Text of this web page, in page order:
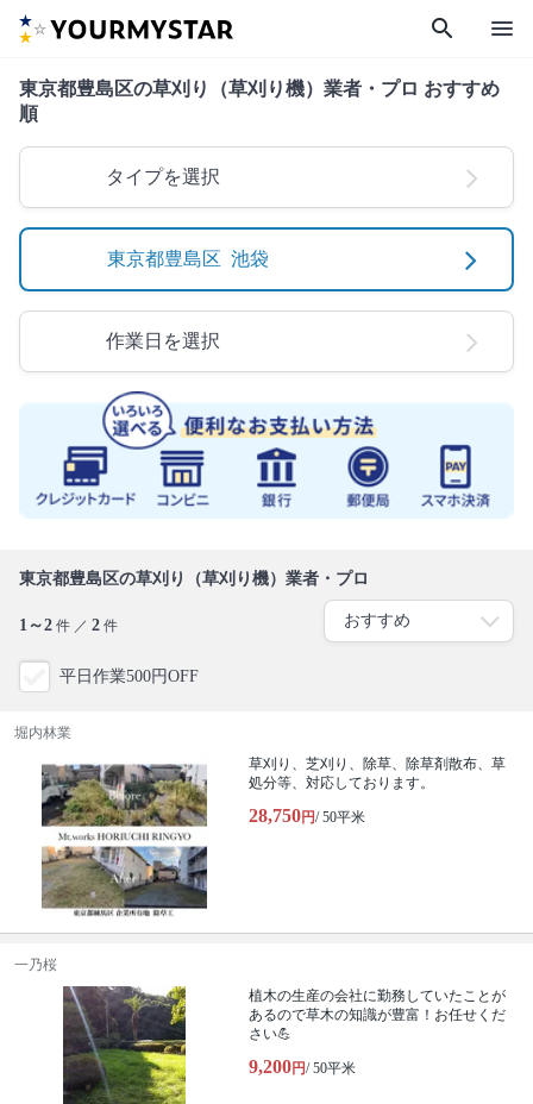
search menu
東京都豊島区の草刈り（草刈り機）業者・プロ おすすめ
順
タイプを選択
東京都豊島区 池袋
作業日を選択
東京都豊島区の草刈り（草刈り機）業者・プロ
1～2 件 ／ 2 件
平日作業500円OFF
堀内林業
草刈り、芝刈り、除草、除草剤散布、草
処分等、対応しております。
28,750円/ 50平米
一乃桜
植木の生産の会社に勤務していたことが
あるので草木の知識が豊富！お任せくだ
さい💪
9,200円/ 50平米